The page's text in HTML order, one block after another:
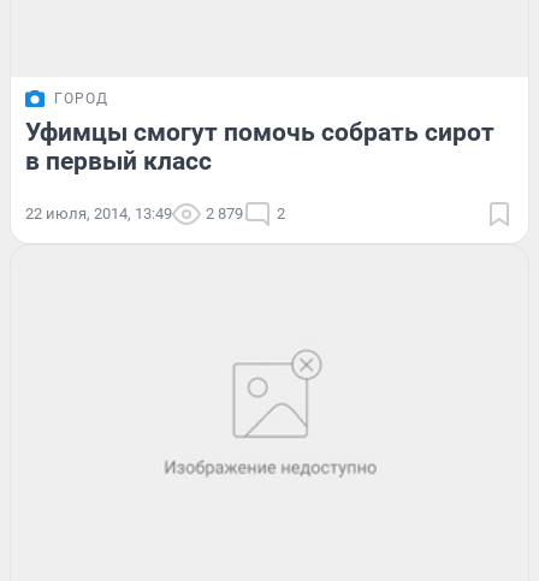
ГОРОД
Уфимцы смогут помочь собрать сирот
в первый класс
22 июля, 2014, 13:49 2 879 2